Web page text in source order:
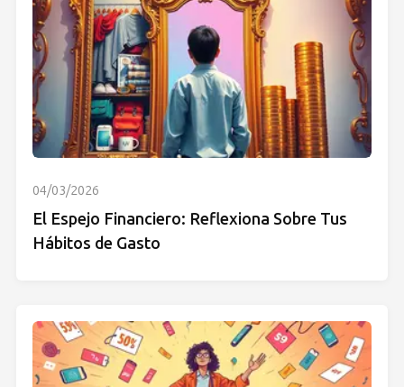
04/03/2026
El Espejo Financiero: Reflexiona Sobre Tus
Hábitos de Gasto